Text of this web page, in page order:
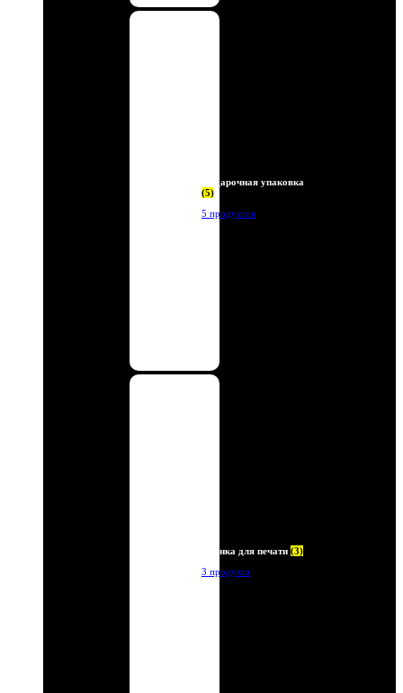
Подарочная упаковка
(5)
5 продуктов
Пленка для печати (3)
3 продукта